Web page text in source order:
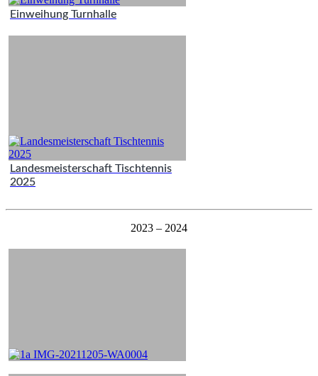
Einweihung Turnhalle
Landesmeisterschaft Tischtennis
2025
2023 – 2024